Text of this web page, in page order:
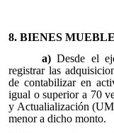
8. BIENES
a)Desde el
registrar las
de contabilizar en
igual o superior a 70
y Actualialización
menor a dicho monto.